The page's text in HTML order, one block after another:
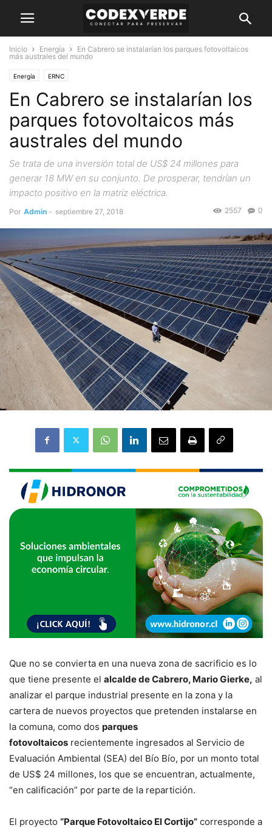
Inicio Energía
En Cabrero se instalarían los parques fotovoltaicos
más australes del mundo
Energía ERNC
En Cabrero se instalarían los
parques fotovoltaicos más
australes del mundo
Se trata de una inversión total de US$ 24 millones para
generar 18 MW en su conjunto. De prosperar, tendrían un
impacto positivo en la matriz eléctrica.
Por Admin - septiembre 27, 2018 0
2557
Que no se convierta en una nueva zona de sacrificio es lo
que tiene presente el alcalde de Cabrero, Mario Gierke, al
analizar el parque industrial presente en la zona y la
cartera de nuevos proyectos que pretenden instalarse en
la comuna, como dos parques
fotovoltaicos recientemente ingresados al Servicio de
Evaluación Ambiental (SEA) del Bío Bío, por un monto total
de US$ 24 millones, los que se encuentran, actualmente,
“en calificación” por parte de la repartición.
El proyecto “Parque Fotovoltaico El Cortijo” corresponde a